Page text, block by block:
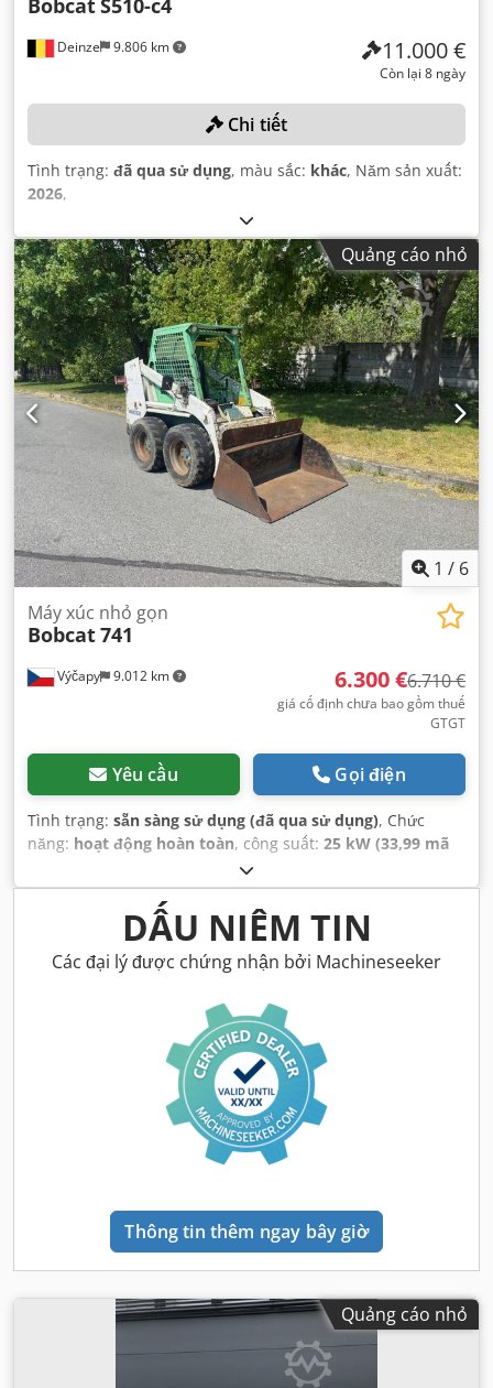
Deinze 9.806 km
BobcatS510-c4
11.000 €
Còn lại 8 ngày
Chi tiết
Tình trạng: đã qua sử dụng, màu sắc: khác, Năm sản xuất:
2026,
Quảng cáo nhỏ
1 / 6
Výčapy 9.012 km
Máy xúc nhỏ gọn
Bobcat741
6.300 €6.710 €
giá cố định chưa bao gồm thuế
GTGT
Yêu cầu Gọi điện
Tình trạng: sẵn sàng sử dụng (đã qua sử dụng), Chức
năng: hoạt động hoàn toàn, công suất: 25 kW (33,99 mã
, giờ hoạt động:
DẤU NIÊM TIN
Các đại lý được chứng nhận bởi Machineseeker
Thông tin thêm ngay bây giờ
Quảng cáo nhỏ